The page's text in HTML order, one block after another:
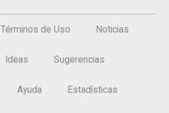
Términos de Uso Noticias
Ideas Sugerencias
Ayuda Estadísticas